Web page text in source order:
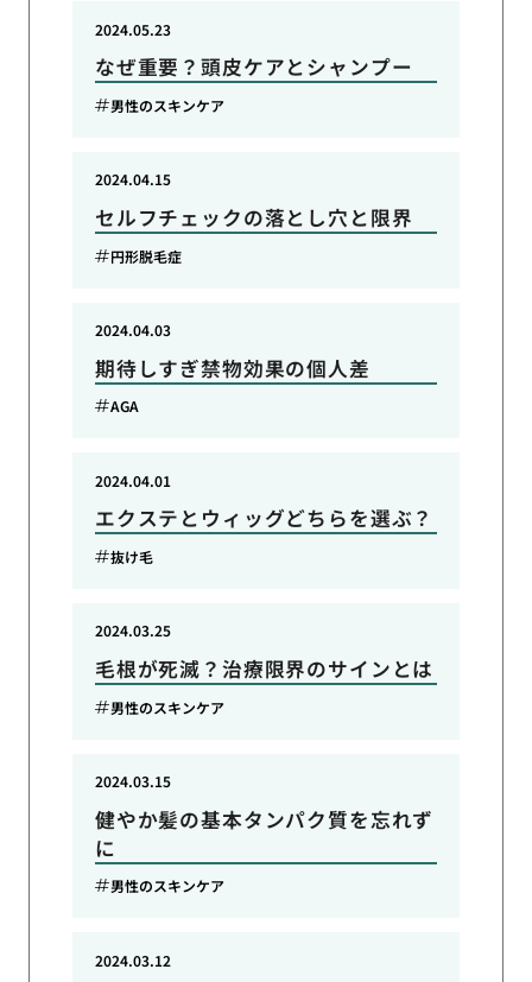
なぜ重要？頭皮ケアとシャンプー
2024.05.23
男性のスキンケア
セルフチェックの落とし穴と限界
2024.04.15
円形脱毛症
期待しすぎ禁物効果の個人差
2024.04.03
AGA
エクステとウィッグどちらを選ぶ？
2024.04.01
抜け毛
毛根が死滅？治療限界のサインとは
2024.03.25
男性のスキンケア
健やか髪の基本タンパク質を忘れず
に
2024.03.15
男性のスキンケア
2024.03.12